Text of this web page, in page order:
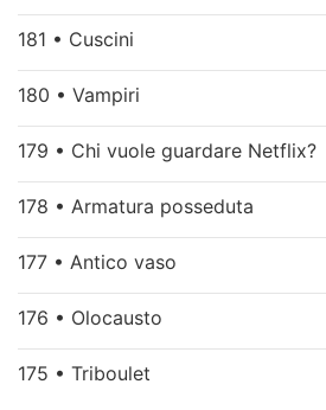
181 • Cuscini
180 • Vampiri
179 • Chi vuole guardare Netflix?
178 • Armatura posseduta
177 • Antico vaso
176 • Olocausto
175 • Triboulet